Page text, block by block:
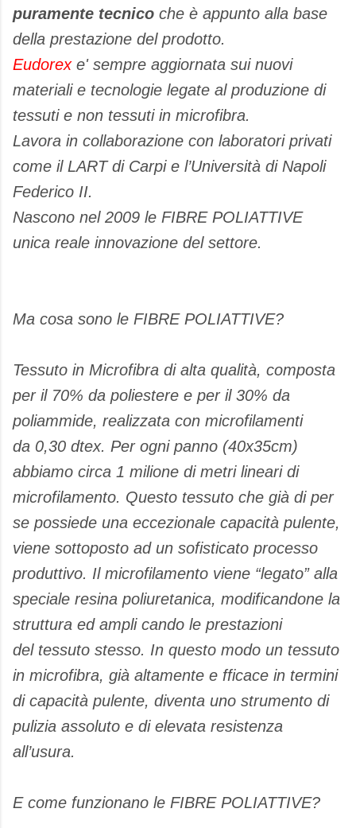
puramente tecnico che è appunto alla base
della prestazione del prodotto.
Eudorex e' sempre aggiornata sui nuovi
materiali e tecnologie legate al produzione di
tessuti e non tessuti in microfibra.
Lavora in collaborazione con laboratori privati
come il LART di Carpi e l’Università di Napoli
Federico II.
Nascono nel 2009 le FIBRE POLIATTIVE
unica reale innovazione del settore.
Ma cosa sono le FIBRE POLIATTIVE?
Tessuto in Microfibra di alta qualità, composta
per il 70% da poliestere e per il 30% da
poliammide, realizzata con microfilamenti
da 0,30 dtex. Per ogni panno (40x35cm)
abbiamo circa 1 milione di metri lineari di
microfilamento. Questo tessuto che già di per
se possiede una eccezionale capacità pulente,
viene sottoposto ad un sofisticato processo
produttivo. Il microfilamento viene “legato” alla
speciale resina poliuretanica, modificandone la
struttura ed ampli cando le prestazioni
del tessuto stesso. In questo modo un tessuto
in microfibra, già altamente e fficace in termini
di capacità pulente, diventa uno strumento di
pulizia assoluto e di elevata resistenza
all’usura.
E come funzionano le FIBRE POLIATTIVE?